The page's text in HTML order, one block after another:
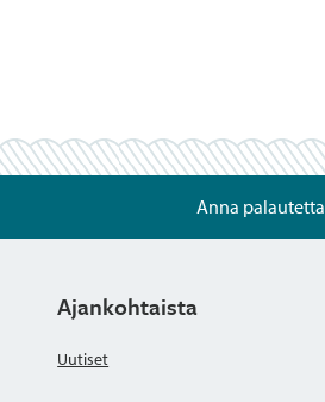
Anna palautetta
Ajankohtaista
Uutiset